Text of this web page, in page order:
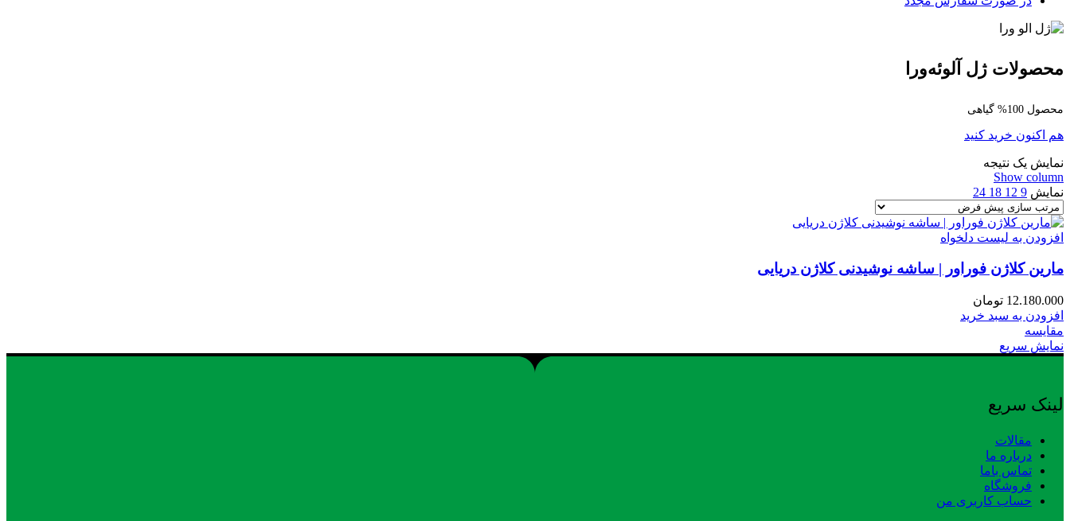
محصولات ژل آلوئه‌ورا
محصول 100% گیاهی
هم اکنون خرید کنید
نمایش یک نتیجه
Show column
نمایش 9
12
18
24
افزودن به لیست دلخواه
مارین کلاژن فوراور | ساشه نوشیدنی کلاژن دریایی
12.180.000 تومان
افزودن به سبد خرید
مقایسه
نمایش سریع
لینک سریع
مقالات
درباره ما
تماس باما
فروشگاه
حساب کاربری من